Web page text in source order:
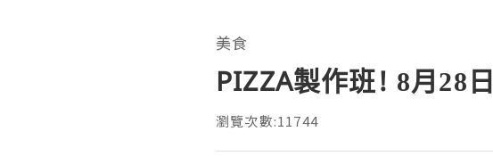
美食
PIZZA製作班! 8月28日
瀏覽次數:11744